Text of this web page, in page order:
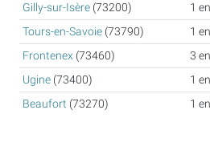
Gilly-sur-Isère (73200) 1
Tours-en-Savoie (73790) 1
Frontenex (73460) 3
Ugine (73400) 1
Beaufort (73270) 1